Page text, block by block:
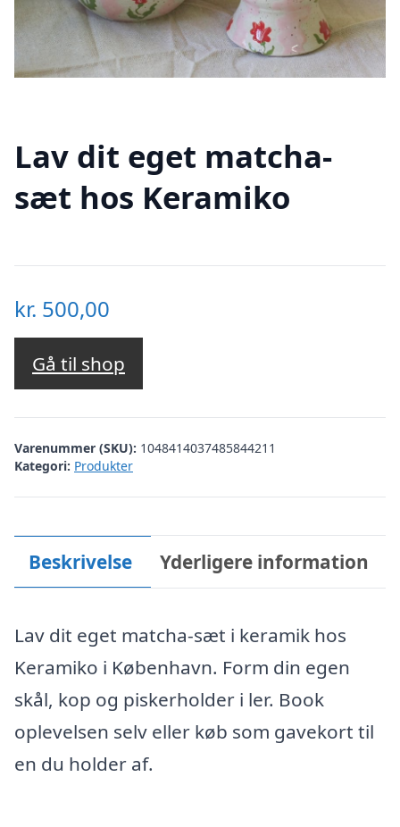
Lav dit eget matcha-
sæt hos Keramiko
kr. 500,00
Gå til shop
Varenummer (SKU): 1048414037485844211
Kategori: Produkter
Beskrivelse Yderligere information
Lav dit eget matcha-sæt i keramik hos
Keramiko i København. Form din egen
skål, kop og piskerholder i ler. Book
oplevelsen selv eller køb som gavekort til
en du holder af.